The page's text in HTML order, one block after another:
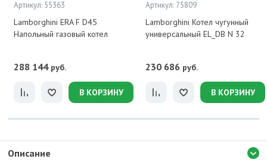
Артикул: 55363
Lamborghini ERA F D45
Напольный газовый котел
288 144 руб.
В КОРЗИНУ
Артикул: 75809
Lamborghini Котел чугунный
универсальный EL_DB N 32
230 686 руб.
В КОРЗИНУ
Описание